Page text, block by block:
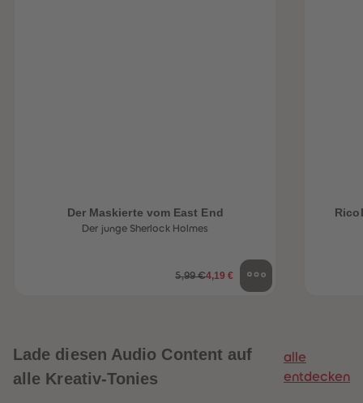
Der Maskierte vom East End
Der junge Sherlock Holmes
5,99 €4,19 €
Lade diesen Audio Content auf
alle Kreativ-Tonies
alle
entdecken